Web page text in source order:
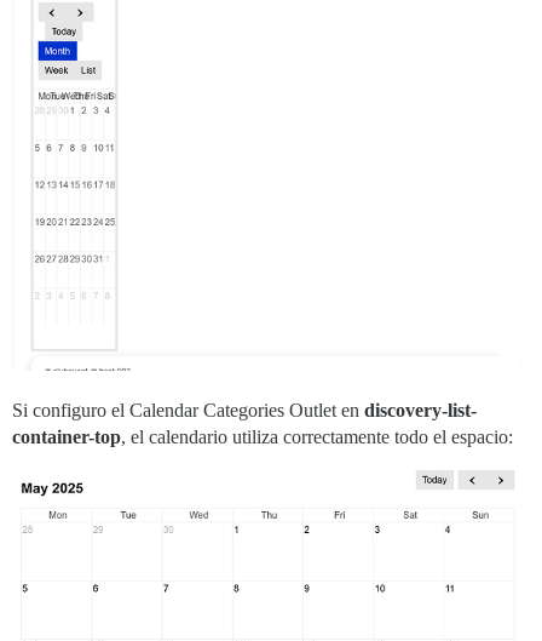
Si configuro el Calendar Categories Outlet en discovery-list-
container-top, el calendario utiliza correctamente todo el espacio: